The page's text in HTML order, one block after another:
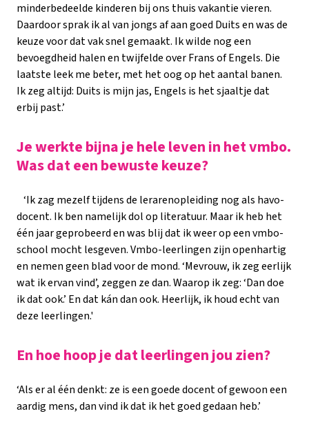
minderbedeelde kinderen bij ons thuis vakantie vieren.
Daardoor sprak ik al van jongs af aan goed Duits en was de
keuze voor dat vak snel gemaakt. Ik wilde nog een
bevoegdheid halen en twijfelde over Frans of Engels. Die
laatste leek me beter, met het oog op het aantal banen.
Ik zeg altijd: Duits is mijn jas, Engels is het sjaaltje dat
erbij past.’
Je werkte bijna je hele leven in het vmbo.
Was dat een bewuste keuze?
‘Ik zag mezelf tijdens de lerarenopleiding nog als havo-
docent. Ik ben namelijk dol op literatuur. Maar ik heb het
één jaar geprobeerd en was blij dat ik weer op een vmbo-
school mocht lesgeven. Vmbo-leerlingen zijn openhartig
en nemen geen blad voor de mond. ‘Mevrouw, ik zeg eerlijk
wat ik ervan vind’, zeggen ze dan. Waarop ik zeg: ‘Dan doe
ik dat ook.’ En dat kán dan ook. Heerlijk, ik houd echt van
deze leerlingen.'
En hoe hoop je dat leerlingen jou zien?
‘Als er al één denkt: ze is een goede docent of gewoon een
aardig mens, dan vind ik dat ik het goed gedaan heb.’